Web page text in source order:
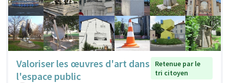
Valoriser les œuvres d'art dans
l'espace public
Retenue par le
tri citoyen